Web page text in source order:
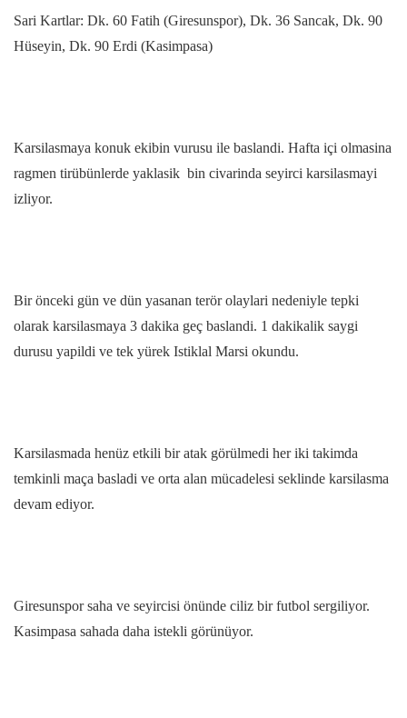
Sari Kartlar: Dk. 60 Fatih (Giresunspor), Dk. 36 Sancak, Dk. 90
Hüseyin, Dk. 90 Erdi (Kasimpasa)
Karsilasmaya konuk ekibin vurusu ile baslandi. Hafta içi olmasina
ragmen tirübünlerde yaklasik bin civarinda seyirci karsilasmayi
izliyor.
Bir önceki gün ve dün yasanan terör olaylari nedeniyle tepki
olarak karsilasmaya 3 dakika geç baslandi. 1 dakikalik saygi
durusu yapildi ve tek yürek Istiklal Marsi okundu.
Karsilasmada henüz etkili bir atak görülmedi her iki takimda
temkinli maça basladi ve orta alan mücadelesi seklinde karsilasma
devam ediyor.
Giresunspor saha ve seyircisi önünde ciliz bir futbol sergiliyor.
Kasimpasa sahada daha istekli görünüyor.